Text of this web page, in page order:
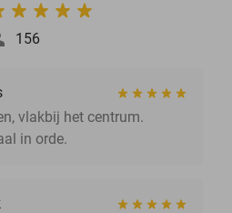
156
vlakbij het centrum.
in orde.